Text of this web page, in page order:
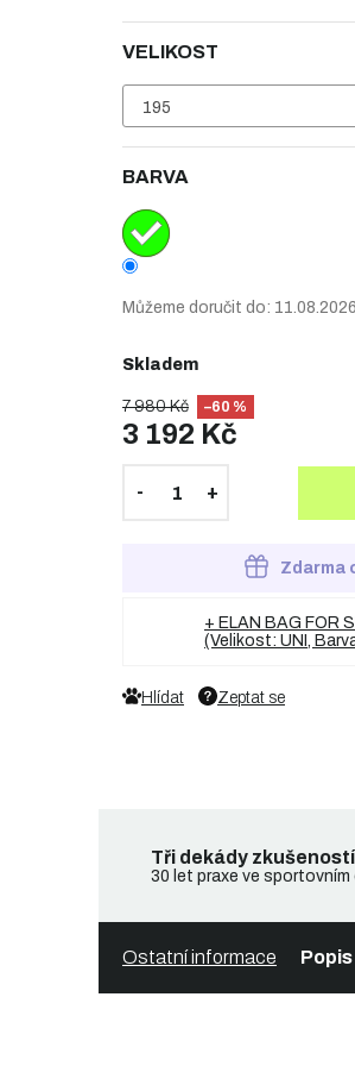
7 980 Kč –60 %
3 192 Kč
Skladem
VELIKOST
BARVA
Můžeme doručit do: 11.08.2026
Zdarma
+ ELAN BAG FOR
(Velikost: UNI,
Zeptat se
Hlídat
Tři dekády zkušeností
30 let praxe ve sportovním
Popis
Ostatní informace